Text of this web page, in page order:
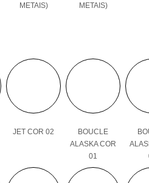
METAIS)
METAIS)
JET COR 02
BOUCLE
ALASKA COR
01